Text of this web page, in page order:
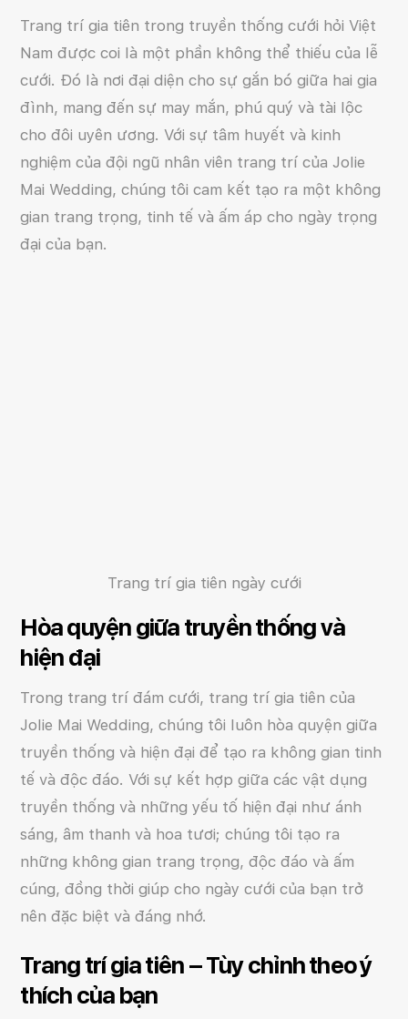
Trang trí gia tiên trong truyền thống cưới hỏi Việt
Nam được coi là một phần không thể thiếu của lễ
cưới. Đó là nơi đại diện cho sự gắn bó giữa hai gia
đình, mang đến sự may mắn, phú quý và tài lộc
cho đôi uyên ương. Với sự tâm huyết và kinh
nghiệm của đội ngũ nhân viên trang trí của Jolie
Mai Wedding, chúng tôi cam kết tạo ra một không
gian trang trọng, tinh tế và ấm áp cho ngày trọng
đại của bạn.
Trang trí gia tiên ngày cưới
Hòa quyện giữa truyền thống và
hiện đại
Trong trang trí đám cưới, trang trí gia tiên của
Jolie Mai Wedding, chúng tôi luôn hòa quyện giữa
truyền thống và hiện đại để tạo ra không gian tinh
tế và độc đáo. Với sự kết hợp giữa các vật dụng
truyền thống và những yếu tố hiện đại như ánh
sáng, âm thanh và hoa tươi; chúng tôi tạo ra
những không gian trang trọng, độc đáo và ấm
cúng, đồng thời giúp cho ngày cưới của bạn trở
nên đặc biệt và đáng nhớ.
Trang trí gia tiên – Tùy chỉnh theo ý
thích của bạn